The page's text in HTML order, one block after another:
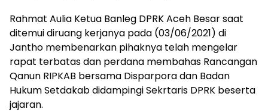
Rahmat Aulia Ketua Banleg DPRK Aceh Besar saat
ditemui diruang kerjanya pada (03/06/2021) di
Jantho membenarkan pihaknya telah mengelar
rapat terbatas dan perdana membahas Rancangan
Qanun RIPKAB bersama Disparpora dan Badan
Hukum Setdakab didampingi Sekrtaris DPRK beserta
jajaran.